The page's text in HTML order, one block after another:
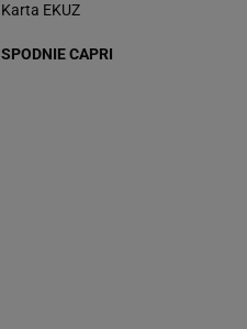
Karta EKUZ
SPODNIE CAPRI